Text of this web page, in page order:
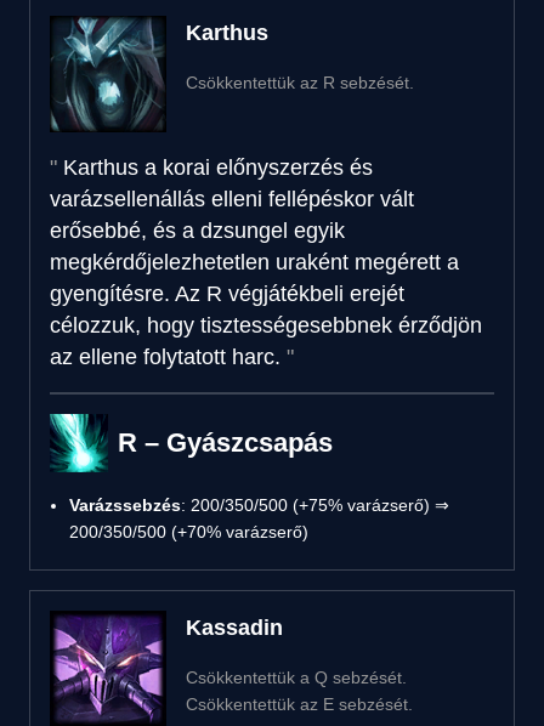
Karthus
Csökkentettük az R sebzését.
Karthus a korai előnyszerzés és
varázsellenállás elleni fellépéskor vált
erősebbé, és a dzsungel egyik
megkérdőjelezhetetlen uraként megérett a
gyengítésre. Az R végjátékbeli erejét
célozzuk, hogy tisztességesebbnek érződjön
az ellene folytatott harc.
R – Gyászcsapás
Varázssebzés: 200/350/500 (+75% varázserő) ⇒
200/350/500 (+70% varázserő)
Kassadin
Csökkentettük a Q sebzését.
Csökkentettük az E sebzését.